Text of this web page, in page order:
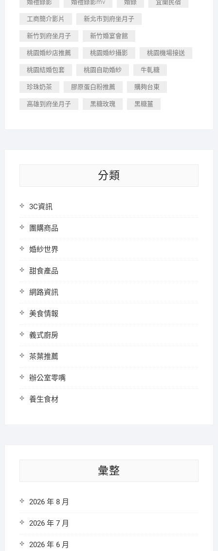
婚禮錄影 婚禮錄影mv 婚錄 宜蘭民宿
工商簡介影片 新北市到府坐月子
新竹到府坐月子 新竹婚宴會館
桃園婚紗店推薦 桃園婚紗攝影 桃園機場接送
桃園結婚包套 桃園自助婚紗 牛軋糖
珍珠奶茶 膠原蛋白粉推薦 購夠台東
高雄到府坐月子 黑糖玫瑰 黑糖薑
分類
3C資訊
團購商品
婚紗世界
甜食產品
網路資訊
美食情報
義式廚房
茶葉推薦
辦公室零嘴
養生食材
彙整
2026 年 8 月
2026 年 7 月
2026 年 6 月